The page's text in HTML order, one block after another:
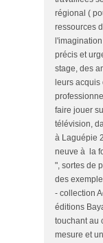
régional (
ressources
précis et
stage, des
leurs
faire jouer
télévision,
à Laguépie
neuve à la
", sortes de
des
- collection
éditions
touchant au
mesure et